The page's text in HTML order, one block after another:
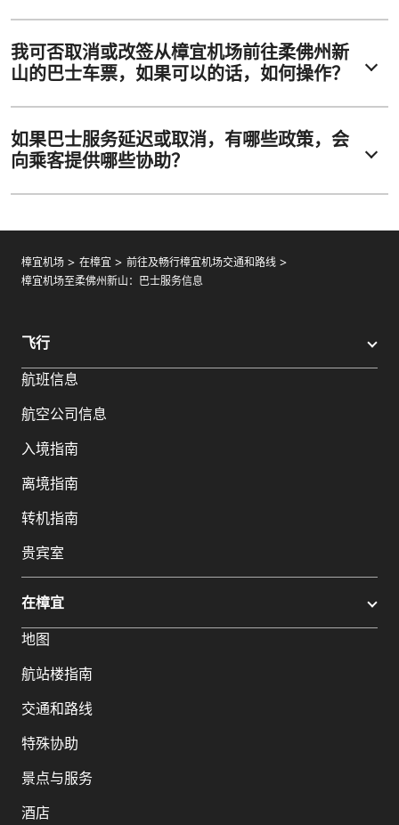
我可否取消或改签从樟宜机场前往柔佛州新
山的巴士车票，如果可以的话，如何操作？
如果巴士服务延迟或取消，有哪些政策，会
向乘客提供哪些协助？
樟宜机场 在樟宜
前往及畅行樟宜机场交通和路线
樟宜机场至柔佛州新山：巴士服务信息
飞行
航班信息
航空公司信息
入境指南
离境指南
转机指南
贵宾室
在樟宜
地图
航站楼指南
交通和路线
特殊协助
景点与服务
酒店